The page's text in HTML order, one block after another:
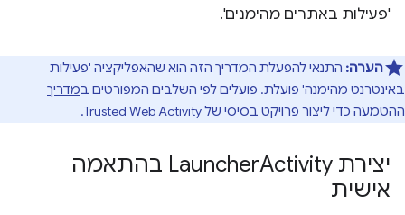
'פעילות באתרים מהימנים'.
הערה: התנאי להפעלת המדריך הזה הוא שהאפליקציה 'פעילות
באינטרנט מהימנה' פועלת. פועלים לפי השלבים המפורטים במדריך
ההטמעה כדי ליצור פרויקט בסיסי של Trusted Web Activity.
יצירת Launcher
Activity בהתאמה
אישית